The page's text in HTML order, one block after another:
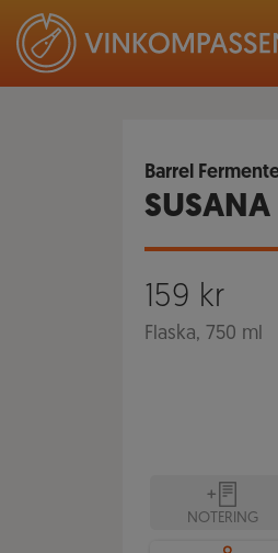
Barrel
SUSANA
159 kr
Flaska, 750 ml
NOTERING